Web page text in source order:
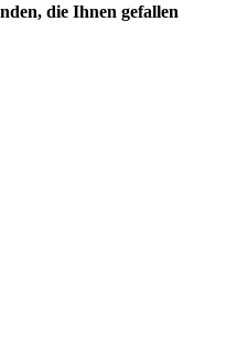
die Ihnen gefallen